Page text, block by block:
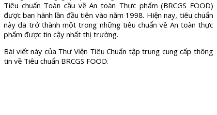
Tiêu chuẩn Toàn cầu về An toàn Thực phẩm (BRCGS FOOD)
được ban hành lần đầu tiên vào năm 1998. Hiện nay, tiêu chuẩn
này đã trở thành một trong những tiêu chuẩn về An toàn thực
phẩm được tin cậy nhất thị trường.
Bài viết này của Thư Viện Tiêu Chuẩn tập trung cung cấp thông
tin về Tiêu chuẩn BRCGS FOOD.